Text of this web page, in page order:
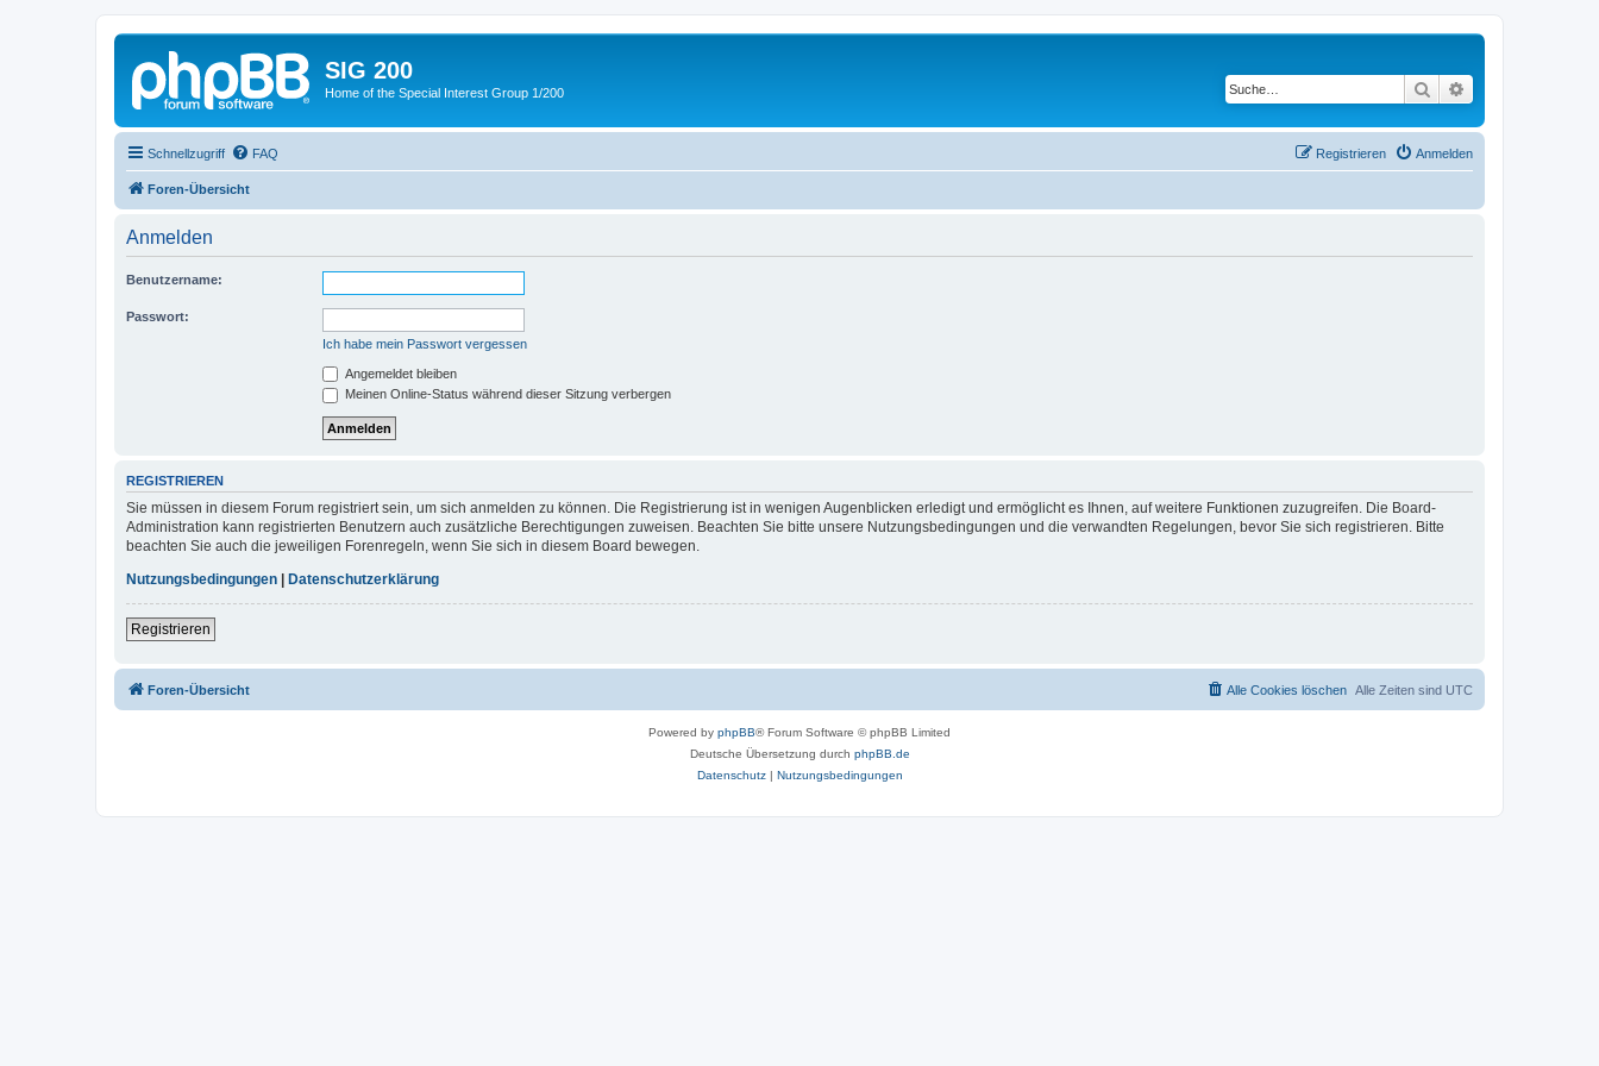
SIG 200
Home of the Special Interest Group 1/200 Suche
Schnellzugriff FAQ Anmelden
Registrieren
Foren-Übersicht
Anmelden
Benutzername:
Passwort:
Ich habe mein Passwort vergessen
Angemeldet bleiben
Meinen Online-Status während dieser Sitzung verbergen
REGISTRIEREN
Sie müssen in diesem Forum registriert sein, um sich anmelden zu können. Die Registrierung ist in wenigen Augenblicken erledigt und ermöglicht es Ihnen, auf weitere Funktionen zuzugreifen. Die Board-
Administration kann registrierten Benutzern auch zusätzliche Berechtigungen zuweisen. Beachten Sie bitte unsere Nutzungsbedingungen und die verwandten Regelungen, bevor Sie sich registrieren. Bitte
beachten Sie auch die jeweiligen Forenregeln, wenn Sie sich in diesem Board bewegen.
Nutzungsbedingungen
Datenschutzerklärung
Registrieren
Foren-Übersicht Alle Zeiten sind UTC
Alle Cookies löschen
Powered by phpBB® Forum Software © phpBB Limited
Deutsche Übersetzung durch phpBB.de
Datenschutz| Nutzungsbedingungen